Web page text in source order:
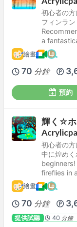
初心者の
フィンラ
a
繪畫
70 分鐘
預約
輝く☆ホ
初心者の
中に煌め
fireflies in
繪畫
70 分鐘
提供試聽 40 分鐘